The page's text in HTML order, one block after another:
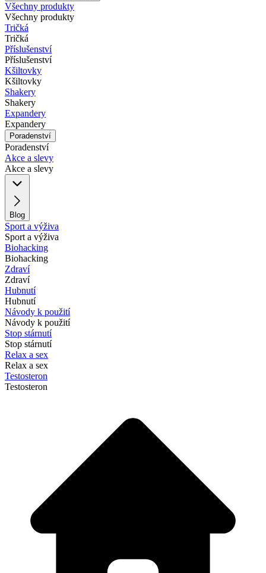
Všechny produkty
Všechny produkty
Tričká
Tričká
Příslušenství
Příslušenství
Kšiltovky
Kšiltovky
Shakery
Shakery
Expandery
Expandery
Poradenství
Poradenství
Akce a slevy
Akce a slevy
Blog
Sport a výživa
Sport a výživa
Biohacking
Biohacking
Zdraví
Zdraví
Hubnutí
Hubnutí
Návody k použití
Návody k použití
Stop stárnutí
Stop stárnutí
Relax a sex
Relax a sex
Testosteron
Testosteron